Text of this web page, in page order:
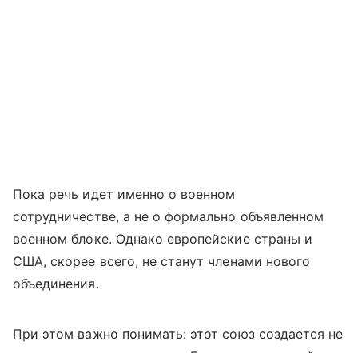
Пока речь идет именно о военном
сотрудничестве, а не о формально объявленном
военном блоке. Однако европейские страны и
США, скорее всего, не станут членами нового
объединения.
При этом важно понимать: этот союз создается не